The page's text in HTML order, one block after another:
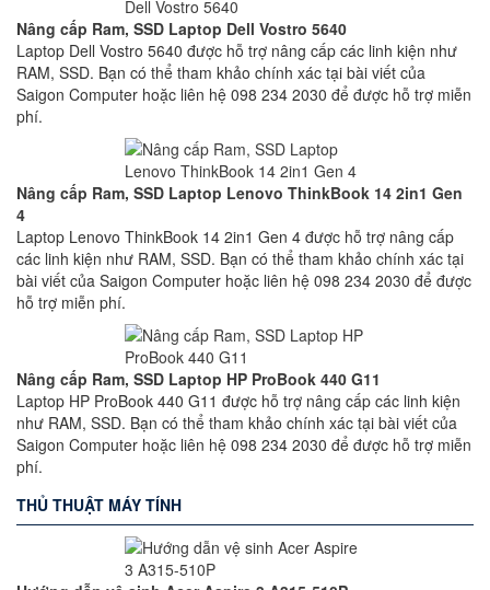
Nâng cấp Ram, SSD Laptop Dell Vostro 5640
Laptop Dell Vostro 5640 được hỗ trợ nâng cấp các linh kiện như
RAM, SSD. Bạn có thể tham khảo chính xác tại bài viết của
Saigon Computer hoặc liên hệ 098 234 2030 để được hỗ trợ miễn
phí.
Nâng cấp Ram, SSD Laptop Lenovo ThinkBook 14 2in1 Gen
4
Laptop Lenovo ThinkBook 14 2in1 Gen 4 được hỗ trợ nâng cấp
các linh kiện như RAM, SSD. Bạn có thể tham khảo chính xác tại
bài viết của Saigon Computer hoặc liên hệ 098 234 2030 để được
hỗ trợ miễn phí.
Nâng cấp Ram, SSD Laptop HP ProBook 440 G11
Laptop HP ProBook 440 G11 được hỗ trợ nâng cấp các linh kiện
như RAM, SSD. Bạn có thể tham khảo chính xác tại bài viết của
Saigon Computer hoặc liên hệ 098 234 2030 để được hỗ trợ miễn
phí.
THỦ THUẬT MÁY TÍNH